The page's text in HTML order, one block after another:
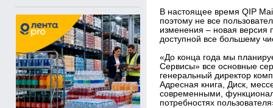
В настоящее время QIP
поэтому не все
изменения – новая версия
доступной все большему
«До конца года мы
Сервисы» все основные
генеральный директор
Адресная книга, Диск,
современными,
потребностях